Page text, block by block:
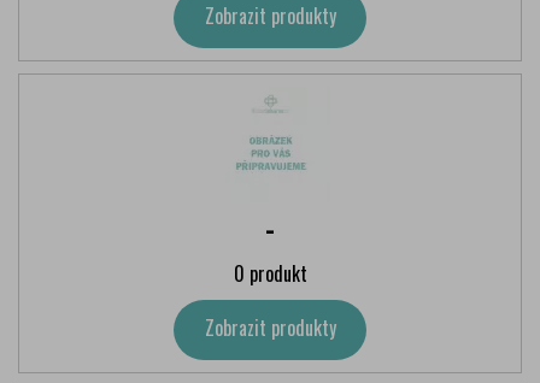
Zobrazit produkty
-
0 produkt
Zobrazit produkty